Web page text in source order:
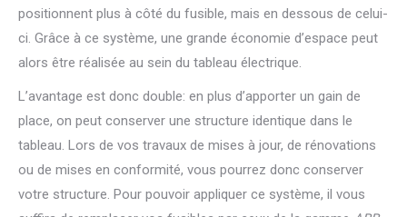
positionnent plus à côté du fusible, mais en dessous de celui-
ci. Grâce à ce système, une grande économie d’espace peut
alors être réalisée au sein du tableau électrique.
L’avantage est donc double: en plus d’apporter un gain de
place, on peut conserver une structure identique dans le
tableau. Lors de vos travaux de mises à jour, de rénovations
ou de mises en conformité, vous pourrez donc conserver
votre structure. Pour pouvoir appliquer ce système, il vous